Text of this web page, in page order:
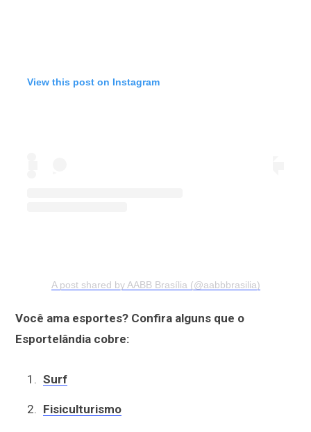
View this post on Instagram
A post shared by AABB Brasília (@aabbbrasilia)
Você ama esportes? Confira alguns que o
Esportelândia cobre:
Surf
Fisiculturismo